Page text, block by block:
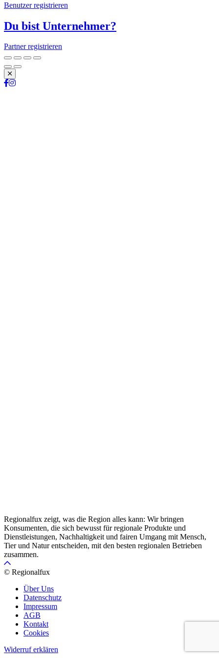
Benutzer registrieren
Du bist Unternehmer?
Partner registrieren
Schließen
Regionalfux zeigt, was die Region alles kann: Wir bringen
Konsumenten, die sich bewusst für regionale Produkte und
Dienstleistungen, Nachhaltigkeit und fairen Umgang mit Mensch,
Tier und Natur entscheiden, mit den besten regionalen Betrieben
zusammen.
© Regionalfux
Über Uns
Datenschutz
Impressum
AGB
Kontakt
Cookies
Widerruf erklären